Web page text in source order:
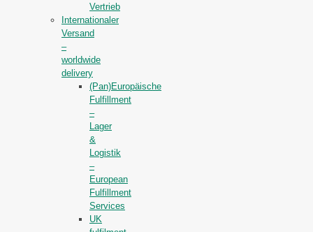
Vertrieb
Internationaler
Versand
–
worldwide
delivery
(Pan)Europäische
Fulfillment
–
Lager
&
Logistik
–
European
Fulfillment
Services
UK